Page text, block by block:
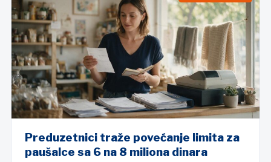
Preduzetnici traže povećanje limita za
paušalce sa 6 na 8 miliona dinara